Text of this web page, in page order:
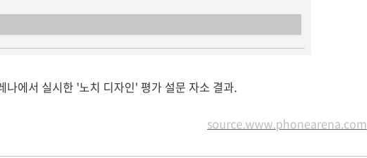
에서 실시한 '노치 디자인' 평가 설문 자소 결과.
source.www.phonearena.com